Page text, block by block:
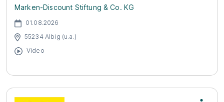
Marken-Discount Stiftung & Co. KG
01.08.2026
55234 Albig (u.a.)
Video